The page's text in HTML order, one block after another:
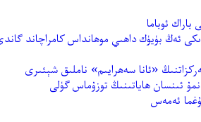
ئوباما
ئەڭ بۈيۈك داھىي موھانداس كامراچاند
«ئانا سەھرايىم» ناملىق شېئىرى
ئىنسان ھاياتىنىڭ توزۇماس گۈلى
ئەمەس